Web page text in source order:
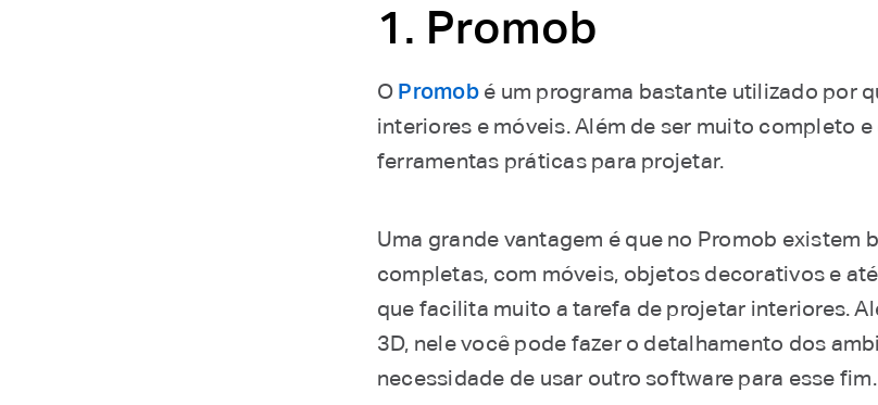
1. Promob
O Promobé um programa bastante utilizado por
interiores e móveis. Além de ser muito completo
ferramentas práticas para projetar.
Uma grande vantagem é que no Promob existem
completas, com móveis, objetos decorativos e
que facilita muito a tarefa de projetar interiores.
3D, nele você pode fazer o detalhamento dos
necessidade de usar outro software para esse fim.